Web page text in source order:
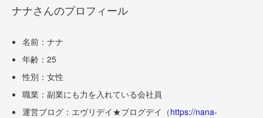
ナナさんのプロフィール
名前：ナナ
年齢：25
性別：女性
職業：副業にも力を入れている会社員
運営ブログ：エヴリデイ★ブログデイ（https://nana-